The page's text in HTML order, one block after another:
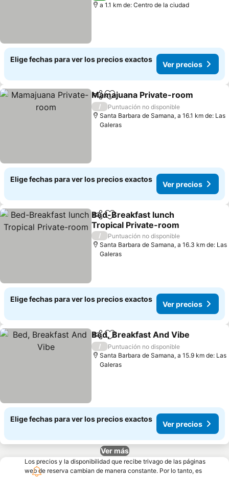
a 1.1 km de: Centro de la ciudad
Elige fechas para ver los precios exactos
Ver precios
CompartirAgregar a favoritos
Mamajuana Private-room
/
Puntuación no disponible
Santa Barbara de Samana, a 16.1 km de: Las
Galeras
Elige fechas para ver los precios exactos
Ver precios
CompartirAgregar a favoritos
Bed-Breakfast lunch
Tropical Private-room
/
Puntuación no disponible
Santa Barbara de Samana, a 16.3 km de: Las
Galeras
Elige fechas para ver los precios exactos
Ver precios
CompartirAgregar a favoritos
Bed, Breakfast And Vibe
/
Puntuación no disponible
Santa Barbara de Samana, a 15.9 km de: Las
Galeras
Elige fechas para ver los precios exactos
Ver precios
Ver más
Los precios y la disponibilidad que recibe trivago de las páginas
web de reserva cambian de manera constante. Por lo tanto, es